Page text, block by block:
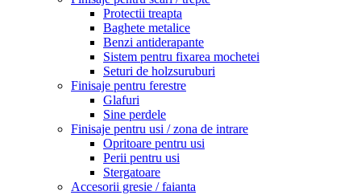
Protectii treapta
Baghete metalice
Benzi antiderapante
Sistem pentru fixarea mochetei
Seturi de holzsuruburi
Finisaje pentru ferestre
Glafuri
Sine perdele
Finisaje pentru usi / zona de intrare
Opritoare pentru usi
Perii pentru usi
Stergatoare
Accesorii gresie / faianta